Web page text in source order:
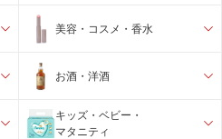
美容・コスメ・香水
お酒・洋酒
キッズ・ベビー・
マタニティ